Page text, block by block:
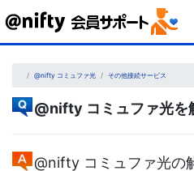
Skip
content @nifty コミュファ光 その他接続サービス
@nifty コミュファ光を
@nifty コミュファ光の